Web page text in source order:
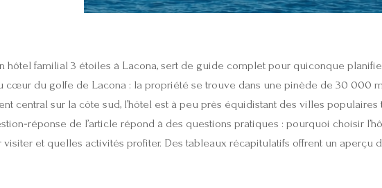
hôtel familial 3 étoiles à Lacona, sert de guide complet pour quiconque
cœur du golfe de Lacona : la propriété se trouve dans une pinède de 30 000
central sur la côte sud, l’hôtel est à peu près équidistant des villes
de l’article répond à des questions pratiques : pourquoi choisir
et quelles activités profiter. Des tableaux récapitulatifs offrent un aperçu